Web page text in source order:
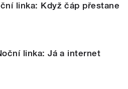
linka: Když čáp přestane
linka: Já a internet